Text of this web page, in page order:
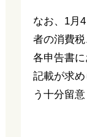
なお、1月
者の消費
各申告書
記載が求
う十分留意